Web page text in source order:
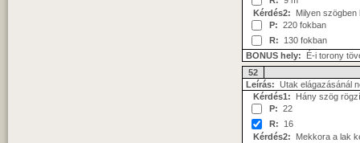
Kérdés2: Milyen szögben
P: 220 fokban
R: 130 fokban
BONUS hely: É-i torony
52
Leírás: Utak elágazásánál
Kérdés1: Hány szög
P: 22
R: 16
Kérdés2: Mekkora a lak